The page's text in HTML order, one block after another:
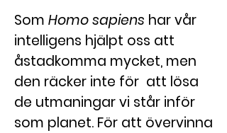
Som Homo sapiens har vår
intelligens hjälpt oss att
åstadkomma mycket, men
den räcker inte för att lösa
de utmaningar vi står inför
som planet. För att övervinna